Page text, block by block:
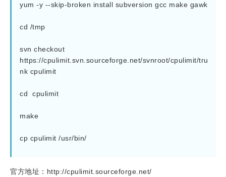
yum -y --skip-broken install subversion gcc make gawk
cd /tmp
svn checkout
https://cpulimit.svn.sourceforge.net/svnroot/cpulimit/tru
nk cpulimit
cd  cpulimit
make
cp cpulimit /usr/bin/
官方地址：http://cpulimit.sourceforge.net/